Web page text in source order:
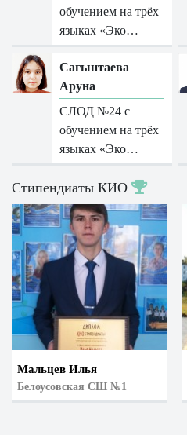
обучением на трёх
языках «Эко…
Сагынтаева
Аруна
СЛОД №24 с
обучением на трёх
языках «Эко…
Стипендиаты КИО
Мальцев Илья
Белоусовская СШ №1